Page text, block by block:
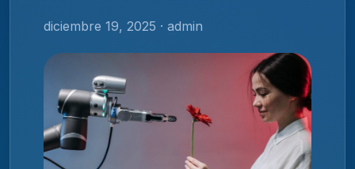
diciembre 19, 2025 · admin